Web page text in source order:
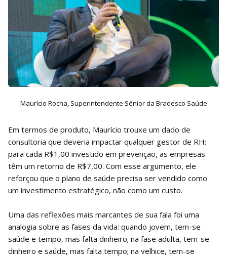
Maurício Rocha, Superintendente Sênior da Bradesco Saúde
Em termos de produto, Maurício trouxe um dado de
consultoria que deveria impactar qualquer gestor de RH:
para cada R$1,00 investido em prevenção, as empresas
têm um retorno de R$7,00. Com esse argumento, ele
reforçou que o plano de saúde precisa ser vendido como
um investimento estratégico, não como um custo.
Uma das reflexões mais marcantes de sua fala foi uma
analogia sobre as fases da vida: quando jovem, tem-se
saúde e tempo, mas falta dinheiro; na fase adulta, tem-se
dinheiro e saúde, mas falta tempo; na velhice, tem-se